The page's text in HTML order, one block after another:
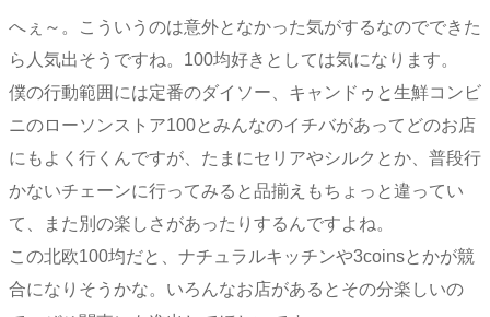
へぇ～。こういうのは意外となかった気がするなのでできた
ら人気出そうですね。100均好きとしては気になります。
僕の行動範囲には定番のダイソー、キャンドゥと生鮮コンビ
ニのローソンストア100とみんなのイチバがあってどのお店
にもよく行くんですが、たまにセリアやシルクとか、普段行
かないチェーンに行ってみると品揃えもちょっと違ってい
て、また別の楽しさがあったりするんですよね。
この北欧100均だと、ナチュラルキッチンや3coinsとかが競
合になりそうかな。いろんなお店があるとその分楽しいの